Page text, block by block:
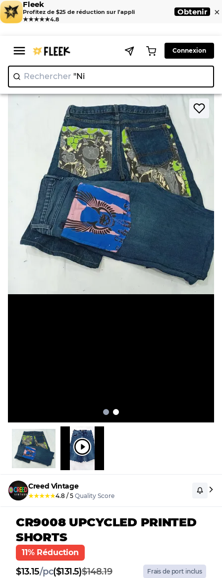
Fleek
Profitez de $25 de réduction sur l'appli
★★★★★4.8
Obtenir ×
Connexion
Rechercher "Nike"
Home > Short > CR9008 UPCYCLED PRINTED SHORTS
Creed Vintage
★★★★★4.8 / 5 Quality Score
CR9008 UPCYCLED PRINTED
SHORTS
11% Réduction
$13.15/pc($131.5)$148.19 Frais de port inclus